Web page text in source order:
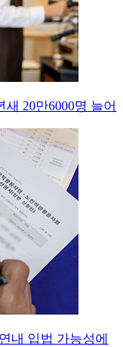
20만6000명 늘어
내 입법 가능성에